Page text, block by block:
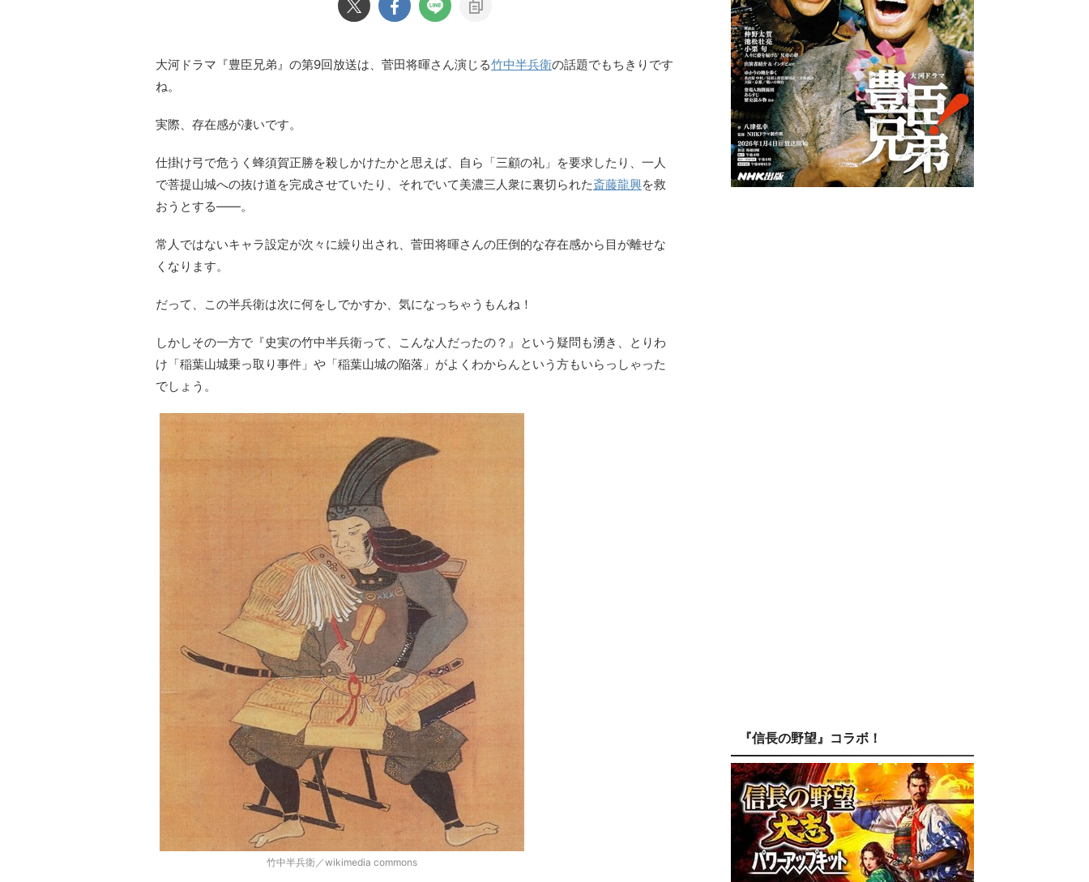
大河ドラマ『豊臣兄弟』の第9回放送は、菅田将暉さん演じる竹中半兵衛の話題でもちきりです
ね。
実際、存在感が凄いです。
仕掛け弓で危うく蜂須賀正勝を殺しかけたかと思えば、自ら「三顧の礼」を要求したり、一人
で菩提山城への抜け道を完成させていたり、それでいて美濃三人衆に裏切られた斎藤龍興を救
おうとする――。
常人ではないキャラ設定が次々に繰り出され、菅田将暉さんの圧倒的な存在感から目が離せな
くなります。
だって、この半兵衛は次に何をしでかすか、気になっちゃうもんね！
しかしその一方で『史実の竹中半兵衛って、こんな人だったの？』という疑問も湧き、とりわ
け「稲葉山城乗っ取り事件」や「稲葉山城の陥落」がよくわからんという方もいらっしゃった
でしょう。
竹中半兵衛／wikimedia commons
『信長の野望』コラボ！